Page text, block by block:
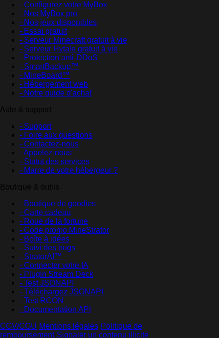
- Configurez votre MyBox
- Nos MyBox pro
- Nos jeux disponibles
- Essai gratuit
- Serveur Minecraft gratuit à vie
- Serveur Hytale gratuit à vie
- Protection anti-DDoS
- SmartBackup™
- MineBoard™
- Hébergement web
- Notre guide d'achat
Aide & support
- Support
- Foire aux questions
- Contactez-nous
- Appelez-nous
- Statut des services
- Marre de votre hébergeur ?
Boutique & outils
- Boutique de goodies
- Carte cadeau
- Roue de la fortune
- Code promo MineStrator
- Boîte à idées
- Suivi des bugs
- StratorAI™
- Connecter votre IA
- Plugin Stream Deck
- Test JSONAPI
- Téléchargez JSONAPI
- Test RCON
- Documentation API
CGV/CGU· Mentions légales· Politique de
remboursement·Signaler un contenu illicite